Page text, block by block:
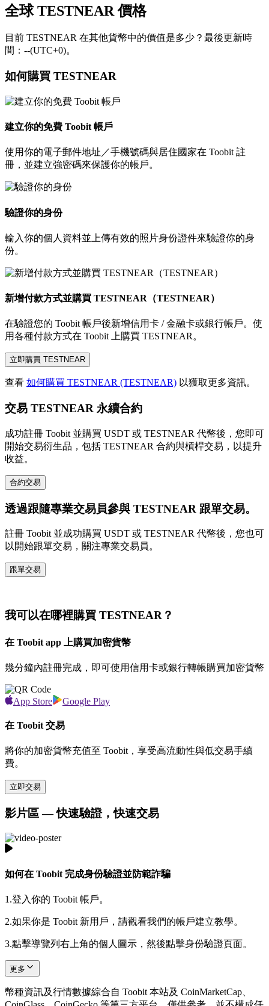
全球 TESTNEAR 價格
目前 TESTNEAR 在其他貨幣中的價值是多少？最後更新時
間：--(UTC+0)。
如何購買 TESTNEAR
建立你的免費 Toobit 帳戶
使用你的電子郵件地址／手機號碼與居住國家在 Toobit 註
冊，並建立強密碼來保護你的帳戶。
驗證你的身份
輸入你的個人資料並上傳有效的照片身份證件來驗證你的身
份。
新增付款方式並購買 TESTNEAR（TESTNEAR）
在驗證您的 Toobit 帳戶後新增信用卡 / 金融卡或銀行帳戶。使
用各種付款方式在 Toobit 上購買 TESTNEAR。
立即購買 TESTNEAR
查看 如何購買 TESTNEAR (TESTNEAR) 以獲取更多資訊。
交易 TESTNEAR 永續合約
成功註冊 Toobit 並購買 USDT 或 TESTNEAR 代幣後，您即可
開始交易衍生品，包括 TESTNEAR 合約與槓桿交易，以提升
收益。
合約交易
透過跟隨專業交易員參與 TESTNEAR 跟單交易。
註冊 Toobit 並成功購買 USDT 或 TESTNEAR 代幣後，您也可
以開始跟單交易，關注專業交易員。
跟單交易
我可以在哪裡購買 TESTNEAR？
在 Toobit app 上購買加密貨幣
幾分鐘內註冊完成，即可使用信用卡或銀行轉帳購買加密貨幣
App Store Google Play
在 Toobit 交易
將你的加密貨幣充值至 Toobit，享受高流動性與低交易手續
費。
立即交易
影片區 — 快速驗證，快速交易
如何在 Toobit 完成身份驗證並防範詐騙
1.登入你的 Toobit 帳戶。
2.如果你是 Toobit 新用戶，請觀看我們的帳戶建立教學。
3.點擊導覽列右上角的個人圖示，然後點擊身份驗證頁面。
更多
幣種資訊及行情數據綜合自 Toobit 本站及 CoinMarketCap、